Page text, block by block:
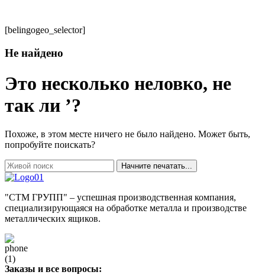
[belingogeo_selector]
Не найдено
Это несколько неловко, не
так ли ’?
Похоже, в этом месте ничего не было найдено. Может быть,
попробуйте поискать?
Начните печатать...
"СТМ ГРУПП" – успешная производственная компания,
специализирующаяся на обработке металла и производстве
металлических ящиков.
Заказы и все вопросы: